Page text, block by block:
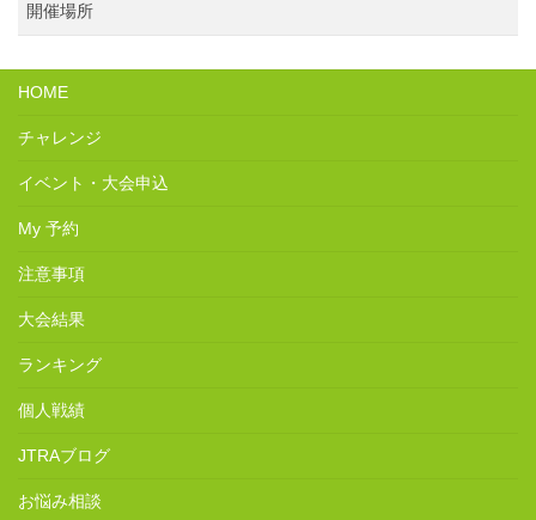
開催場所
HOME
チャレンジ
イベント・大会申込
My 予約
注意事項
大会結果
ランキング
個人戦績
JTRAブログ
お悩み相談